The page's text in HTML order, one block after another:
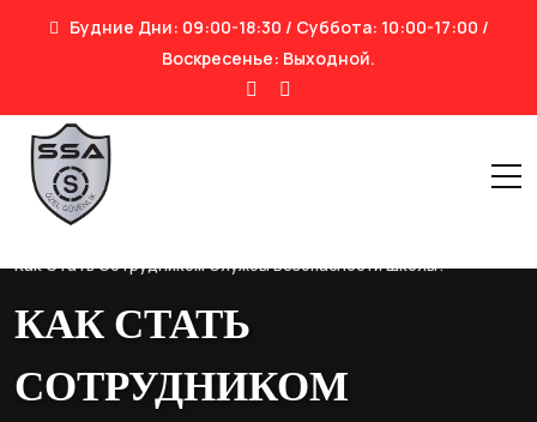
Будние Дни: 09:00-18:30 / Суббота: 10:00-17:00 /
Воскресенье: Выходной.
|
Как Стать Сотрудником Службы Безопасности Школы?
КАК СТАТЬ
СОТРУДНИКОМ